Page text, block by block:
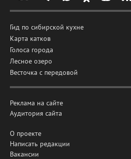
Гид по сибирской кухне
Карта катков
Голоса города
Лесное озеро
Весточка с передовой
Реклама на сайте
Аудитория сайта
О проекте
Написать редакции
Вакансии